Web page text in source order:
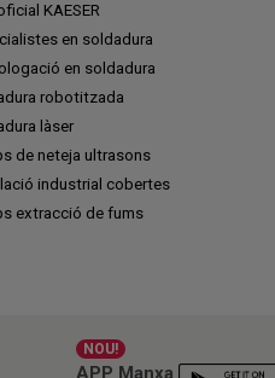
KAESER
en soldadura
en soldadura
robotitzada
làser
de neteja ultrasons
industrial cobertes
extracció de fums
NOU!
APP Manxa